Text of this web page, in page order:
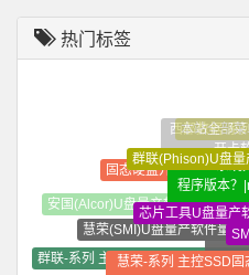
热门标签
慧荣-系列 主控SSD
工
芯片工具U盘量产
慧荣(SMI)U盘量产软件量产
群联-系列 主控SSD固态硬盘开卡软
其他-
装机
精选
win10系统
程序版本？
群联(Phison)U盘
固态硬盘开卡教程视频
安国(Alcor)U盘量产软件量产工具
西部数据-系
开卡
本站全部